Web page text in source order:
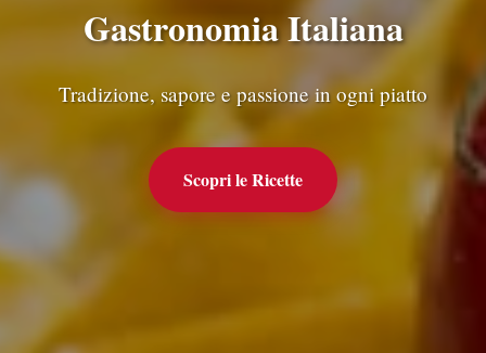
Gastronomia Italiana
Tradizione, sapore e passione in ogni piatto
Scopri le Ricette